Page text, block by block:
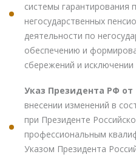
системы гарантирования
негосударственных
деятельности по
обеспечению и
сбережений и исключении
Указ Президента РФ от
внесении изменений в
при Президенте
профессиональным
Указом Президента